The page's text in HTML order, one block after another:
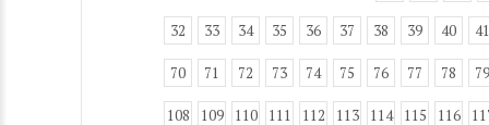
32 33 34 35 36 37 38 39 40 41
70 71 72 73 74 75 76 77 78 79
108 109 110 111 112 113 114 115 116